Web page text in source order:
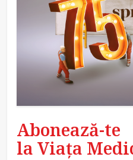
Abonează-te
la Viața